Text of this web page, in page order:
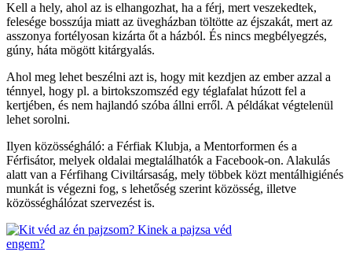
Kell a hely, ahol az is elhangozhat, ha a férj, mert veszekedtek,
felesége bosszúja miatt az üvegházban töltötte az éjszakát, mert az
asszonya fortélyosan kizárta őt a házból. És nincs megbélyegzés,
gúny, háta mögött kitárgyalás.
Ahol meg lehet beszélni azt is, hogy mit kezdjen az ember azzal a
ténnyel, hogy pl. a birtokszomszéd egy téglafalat húzott fel a
kertjében, és nem hajlandó szóba állni erről. A példákat végtelenül
lehet sorolni.
Ilyen közösségháló: a Férfiak Klubja, a Mentorformen és a
Férfisátor, melyek oldalai megtalálhatók a Facebook-on. Alakulás
alatt van a Férfihang Civiltársaság, mely többek közt mentálhigiénés
munkát is végezni fog, s lehetőség szerint közösség, illetve
közösséghálózat szervezést is.